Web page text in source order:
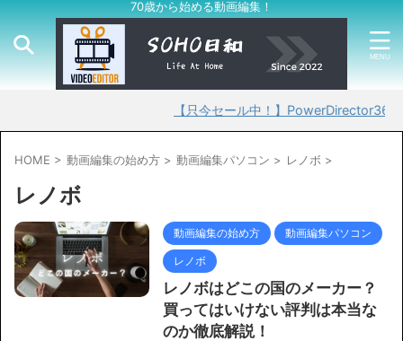
70歳から始める動画編集！
【只今セール中！】PowerDirector365
HOME > 動画編集の始め方 > 動画編集パソコン > レノボ >
レノボ
動画編集の始め方 動画編集パソコン
レノボ
レノボはどこの国のメーカー？
買ってはいけない評判は本当な
のか徹底解説！